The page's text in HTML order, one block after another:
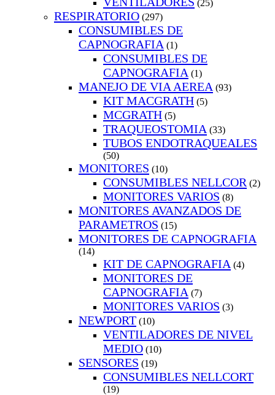
(25)
RESPIRATORIO (297)
CONSUMIBLES DE
CAPNOGRAFIA (1)
CONSUMIBLES DE
CAPNOGRAFIA (1)
MANEJO DE VIA AEREA (93)
KIT MACGRATH (5)
MCGRATH (5)
TRAQUEOSTOMIA (33)
TUBOS ENDOTRAQUEALES
(50)
MONITORES (10)
CONSUMIBLES NELLCOR (2)
MONITORES VARIOS (8)
MONITORES AVANZADOS DE
PARAMETROS (15)
MONITORES DE CAPNOGRAFIA
(14)
KIT DE CAPNOGRAFIA (4)
MONITORES DE
CAPNOGRAFIA (7)
MONITORES VARIOS (3)
NEWPORT (10)
VENTILADORES DE NIVEL
MEDIO (10)
SENSORES (19)
CONSUMIBLES NELLCORT
(19)